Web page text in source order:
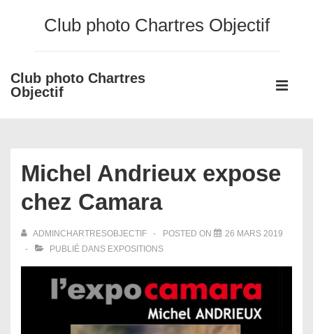
principal
Club photo Chartres Objectif
Club photo Chartres
Objectif
Main
Michel Andrieux expose
chez Camara
ADMINCHARTRESOBJECTIF POSTED ON
26 MARS 2019
PUBLIÉ DANS EXPOSITIONS